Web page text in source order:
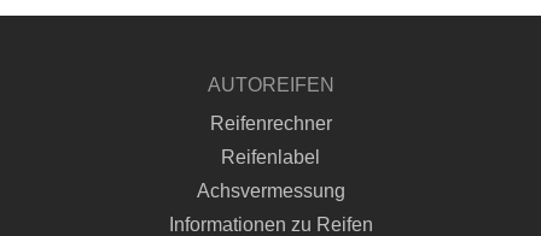
AUTOREIFEN
Reifenrechner
Reifenlabel
Achsvermessung
Informationen zu Reifen